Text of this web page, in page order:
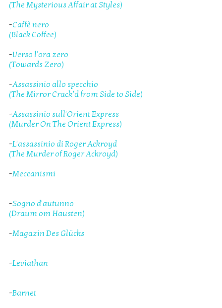
(The Mysterious Affair at Styles)
-Caffè nero
(Black Coffee)
-Verso l'ora zero
(Towards Zero)
-Assassinio allo specchio
(The Mirror Crack’d from Side to Side)
-Assassinio sull'Orient Express
(Murder On The Orient Express)
-L'assassinio di Roger Ackroyd
(The Murder of Roger Ackroyd)
-Meccanismi
-Sogno d'autunno
(Draum om Hausten)
-Magazin Des Glücks
-Leviathan
-Barnet